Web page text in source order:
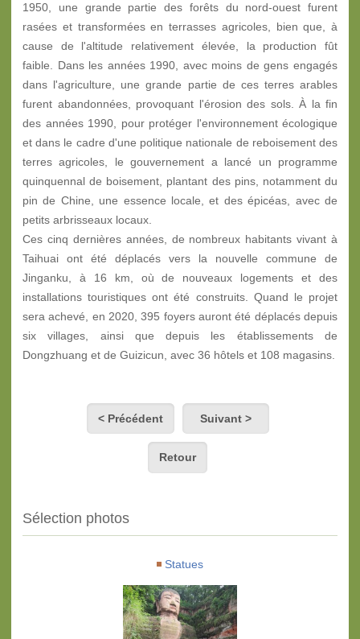
1950, une grande partie des forêts du nord-ouest furent
rasées et transformées en terrasses agricoles, bien que, à
cause de l'altitude relativement élevée, la production fût
faible. Dans les années 1990, avec moins de gens engagés
dans l'agriculture, une grande partie de ces terres arables
furent abandonnées, provoquant l'érosion des sols. À la fin
des années 1990, pour protéger l'environnement écologique
et dans le cadre d'une politique nationale de reboisement des
terres agricoles, le gouvernement a lancé un programme
quinquennal de boisement, plantant des pins, notamment du
pin de Chine, une essence locale, et des épicéas, avec de
petits arbrisseaux locaux.
Ces cinq dernières années, de nombreux habitants vivant à
Taihuai ont été déplacés vers la nouvelle commune de
Jinganku, à 16 km, où de nouveaux logements et des
installations touristiques ont été construits. Quand le projet
sera achevé, en 2020, 395 foyers auront été déplacés depuis
six villages, ainsi que depuis les établissements de
Dongzhuang et de Guizicun, avec 36 hôtels et 108 magasins.
< Précédent Suivant >
Retour
Sélection photos
Statues